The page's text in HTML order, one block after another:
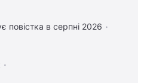
повістка в серпні 2026